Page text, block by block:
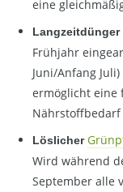
eine
Langzeitdünger
Frühjahr
Juni/Anfang
ermöglicht eine
Nährstoffbedarf
Löslicher
Wird während
September alle